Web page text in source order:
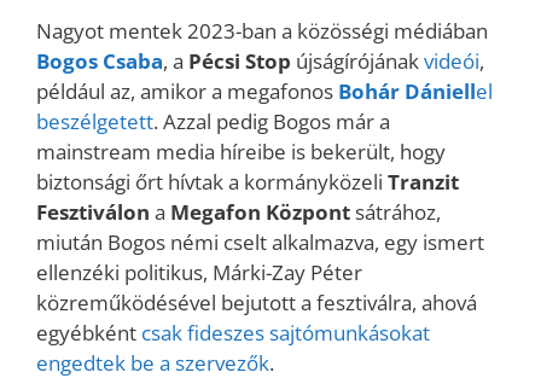
Nagyot mentek 2023-ban a közösségi médiában
Bogos Csaba, a Pécsi Stop újságírójánakvideói,
például az, amikor a megafonos Bohár Dániellel
beszélgetett. Azzal pedig Bogos már a
mainstream media híreibe is bekerült, hogy
biztonsági őrt hívtak a kormányközeli Tranzit
Fesztiválon a Megafon Központ sátrához,
miután Bogos némi cselt alkalmazva, egy ismert
ellenzéki politikus, Márki-Zay Péter
közreműködésével bejutott a fesztiválra, ahová
egyébként csak fideszes sajtómunkásokat
engedtek be a szervezők.